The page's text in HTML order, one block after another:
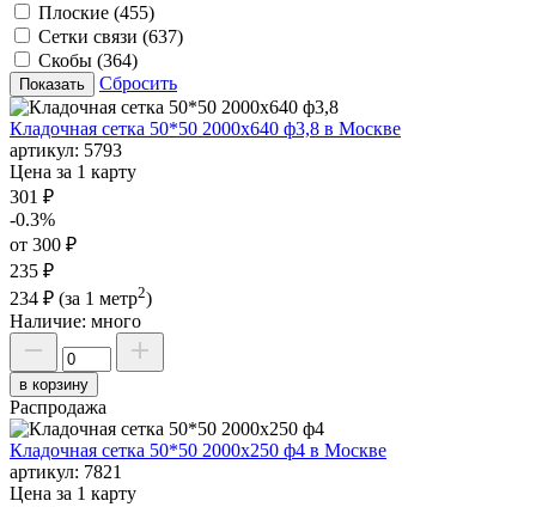
Плоские (455)
Сетки связи (637)
Скобы (364)
Сбросить
Кладочная сетка 50*50 2000х640 ф3,8 в Москве
артикул: 5793
Цена за 1 карту
301 ₽
-0.3%
от 300 ₽
235 ₽
234 ₽ (за 1 метр2)
Наличие: много
в корзину
Распродажа
Кладочная сетка 50*50 2000х250 ф4 в Москве
артикул: 7821
Цена за 1 карту